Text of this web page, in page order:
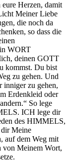
Herzen, damit
Meiner Liebe
die noch da
so dass die
WORT
deinen GOTT
kommst. Du bist
zu gehen. Und
inniger zu gehen,
Erdenkleid oder
So lege
ICH lege dir
des HIMMELS,
Meine
auf dem Weg mit
von Meinem Wort,